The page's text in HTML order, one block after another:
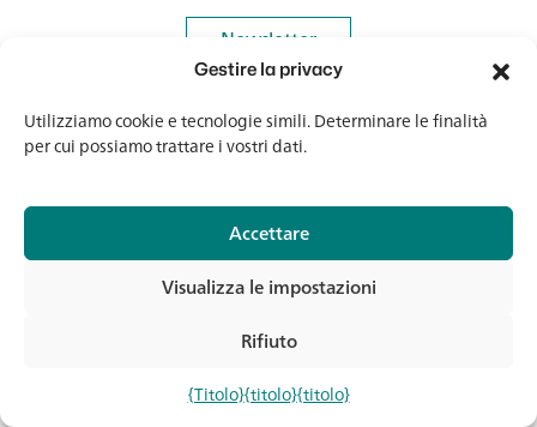
Gestire la privacy
Utilizziamo cookie e tecnologie simili. Determinare le finalità
per cui possiamo trattare i vostri dati.
Accettare
Rifiuto
Visualizza le impostazioni
{Titolo}{titolo}{titolo}
Newsletter
Newsletter
© 2026 Banholzer AG
Impronta
Protezione dei dati
AGB